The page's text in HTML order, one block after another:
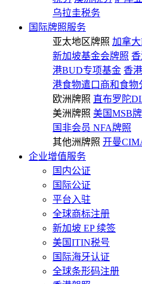
乌拉圭税务
国际牌照服务
亚太地区牌照 加拿
新加坡基金会牌照
港BUD专项基金 香
港食物遣口商和食物
欧洲牌照 直布罗陀
美洲牌照 美国MSB
国非会员 NFA牌照
其他洲牌照 开曼
企业增值服务
国内公证
国际公证
平台入驻
全球商标注册
新加坡 EP 续签
美国ITIN税号
国际海牙认证
全球条形码注册